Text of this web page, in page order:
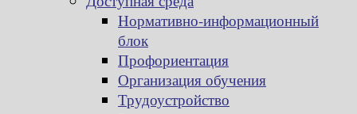
Нормативно-информационный
блок
Профориентация
Организация обучения
Трудоустройство